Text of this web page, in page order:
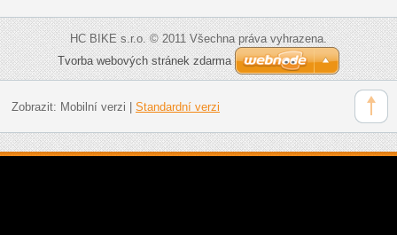
HC BIKE s.r.o. © 2011 Všechna práva vyhrazena.
Tvorba webových stránek zdarma
Zobrazit: Mobilní verzi Standardní verzi